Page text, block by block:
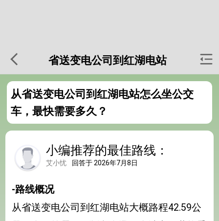
省送变电公司到红湖电站
从省送变电公司到红湖电站怎么坐公交
车，最快需要多久？
小编推荐的最佳路线：
艾小忧 回答于 2026年7月8日
-路线概况
从省送变电公司到红湖电站大概路程42.59公